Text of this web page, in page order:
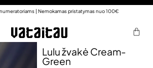
| Nemokamas pristatymas nuo 100€
Lulu žvakė Cream-
Green